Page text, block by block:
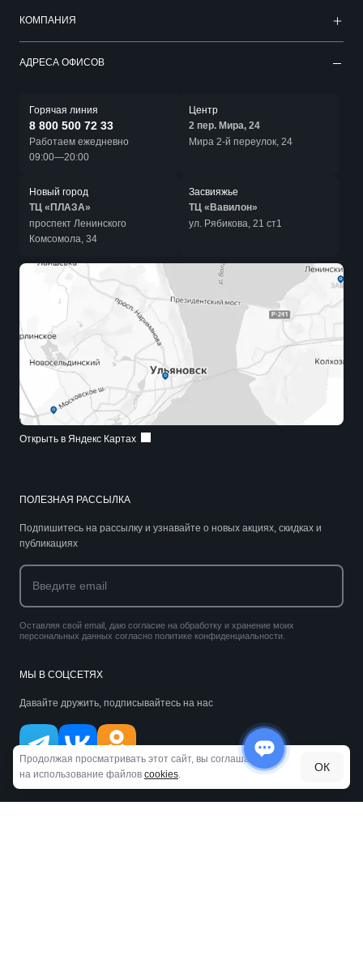
ПОЛЕЗНАЯ РАССЫЛКА
Подпишитесь на рассылку и узнавайте о новых акциях, скидках и
публикациях
Оставляя свой email, даю согласие на обработку и хранение моих
персональных данных согласно политике конфиденциальности.
МЫ В СОЦСЕТЯХ
Давайте дружить, подписывайтесь на нас
КОМПАНИЯ
АДРЕСА ОФИСОВ
Горячая линия
8 800 500 72 33
Работаем ежедневно
09:00—20:00
Центр
2 пер. Мира, 24
Мира 2-й переулок, 24
Новый город
ТЦ «ПЛАЗА»
проспект Ленинского
Комсомола, 34
Засвияжье
ТЦ «Вавилон»
ул. Рябикова, 21 ст1
Открыть в Яндекс Картах
Продолжая просматривать этот сайт, вы соглашаетесь
на использование файлов cookies.
ОК